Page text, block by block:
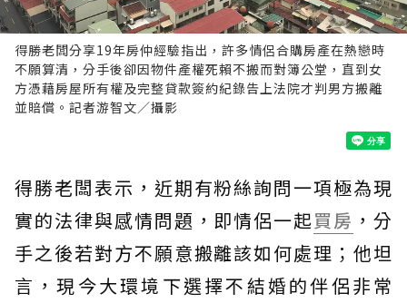
得勝老闆分享19年房仲經驗指出，許多情侶合購房產在熱戀時
不願算清，分手後卻因物件產權死賴不搬而對簿公堂，直到女
方憑藉房屋所有權及完整貸款簽約紀錄告上法院才判男方搬離
並賠償。記者游智文／攝影
得勝老闆表示，近期有粉絲詢問一項極為現
實的法律與感情問題，即情侶一起買房 ，分
手之後若對方不願意搬離該如何處理；他坦
言，現今大環境下選擇不結婚的伴侶非常